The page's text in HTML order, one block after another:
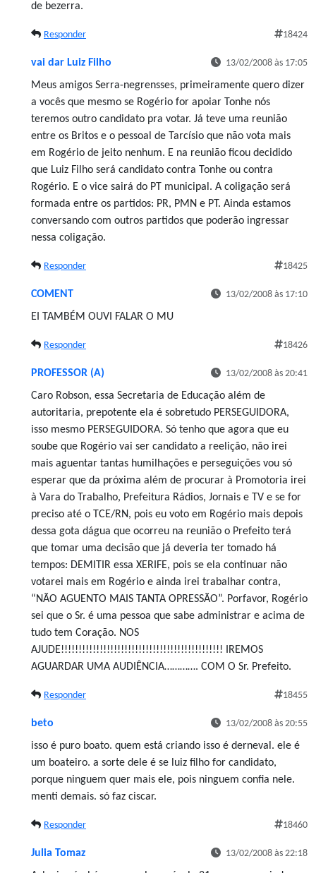
de bezerra.
Responder 18424
vai dar Luiz Filho 13/02/2008 às 17:05
Meus amigos Serra-negrensses, primeiramente quero dizer
a vocês que mesmo se Rogério for apoiar Tonhe nós
teremos outro candidato pra votar. Já teve uma reunião
entre os Britos e o pessoal de Tarcísio que não vota mais
em Rogério de jeito nenhum. E na reunião ficou decidido
que Luiz Filho será candidato contra Tonhe ou contra
Rogério. E o vice sairá do PT municipal. A coligação será
formada entre os partidos: PR, PMN e PT. Ainda estamos
conversando com outros partidos que poderão ingressar
nessa coligação.
Responder 18425
COMENT 13/02/2008 às 17:10
EI TAMBÉM OUVI FALAR O MU
Responder 18426
PROFESSOR (A) 13/02/2008 às 20:41
Caro Robson, essa Secretaria de Educação além de
autoritaria, prepotente ela é sobretudo PERSEGUIDORA,
isso mesmo PERSEGUIDORA. Só tenho que agora que eu
soube que Rogério vai ser candidato a reelição, não irei
mais aguentar tantas humilhações e perseguições vou só
esperar que da próxima além de procurar à Promotoria irei
à Vara do Trabalho, Prefeitura Rádios, Jornais e TV e se for
preciso até o TCE/RN, pois eu voto em Rogério mais depois
dessa gota dágua que ocorreu na reunião o Prefeito terá
que tomar uma decisão que já deveria ter tomado há
tempos: DEMITIR essa XERIFE, pois se ela continuar não
votarei mais em Rogério e ainda irei trabalhar contra,
“NÃO AGUENTO MAIS TANTA OPRESSÃO”. Porfavor, Rogério
sei que o Sr. é uma pessoa que sabe administrar e acima de
tudo tem Coração. NOS
AJUDE!!!!!!!!!!!!!!!!!!!!!!!!!!!!!!!!!!!!!!!!!!!!!! IREMOS
AGUARDAR UMA AUDIÊNCIA…………. COM O Sr. Prefeito.
Responder 18455
beto 13/02/2008 às 20:55
isso é puro boato. quem está criando isso é derneval. ele é
um boateiro. a sorte dele é se luiz filho for candidato,
porque ninguem quer mais ele, pois ninguem confia nele.
menti demais. só faz ciscar.
Responder 18460
Julia Tomaz 13/02/2008 às 22:18